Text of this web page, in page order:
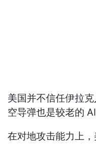
美国并不信任伊拉
空导弹也是较老的
在对地攻击能力上